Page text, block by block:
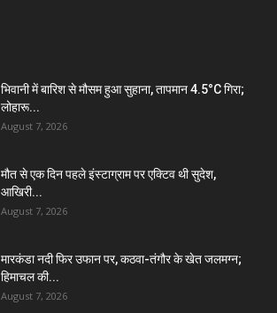
भिवानी में बारिश से मौसम हुआ सुहाना, तापमान 4.5°C गिरा;
लोहारू...
August 7, 2026
मौत से एक दिन पहले इंस्टाग्राम पर एक्टिव थी सुदेश,
आखिरी...
August 7, 2026
मारकंडा नदी फिर उफान पर, कठवा-तंगौर के खेत जलमग्न;
हिमाचल की...
August 7, 2026